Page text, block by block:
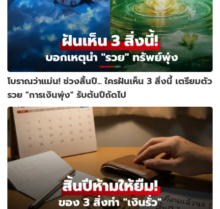
โบราณว่าแม่น! ช่วงสิ้นปี... ใครฝันเห็น 3 สิ่งนี้ เตรียมตัว
รวย "การเงินพุ่ง" รับต้นปีถัดไป